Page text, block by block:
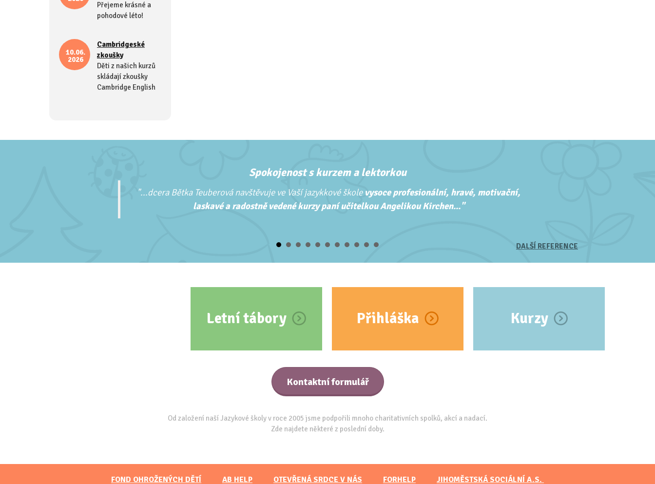
Přejeme krásné a
pohodové léto!
10.06.
2026
Cambridgeské
zkoušky
Děti z našich kurzů
skládají zkoušky
Cambridge English
Spokojenost s kurzem a lektorkou
"...dcera Bětka Teuberová navštěvuje ve Vaší jazykkové škole vysoce profesionální, hravé, motivační,
laskavé a radostně vedené kurzy paní učitelkou Angelikou Kirchen..."
DALŠÍ REFERENCE
Letní tábory Přihláška Kurzy
Kontaktní formulář
Od založení naší Jazykové školy v roce 2005 jsme podpořili mnoho charitativních spolků, akcí a nadací.
Zde najdete některé z poslední doby.
FOND OHROŽENÝCH DĚTÍ AB HELP OTEVŘENÁ SRDCE V NÁS FORHELP JIHOMĚSTSKÁ SOCIÁLNÍ A.S.